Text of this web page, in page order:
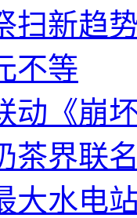
扫新趋
不等
动《崩
茶界联
大水电